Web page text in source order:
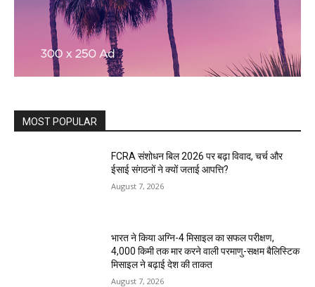
MOST POPULAR
FCRA संशोधन बिल 2026 पर बढ़ा विवाद, चर्च और
ईसाई संगठनों ने क्यों जताई आपत्ति?
August 7, 2026
भारत ने किया अग्नि-4 मिसाइल का सफल परीक्षण,
4,000 किमी तक मार करने वाली परमाणु-सक्षम बैलिस्टिक
मिसाइल ने बढ़ाई देश की ताकत
August 7, 2026